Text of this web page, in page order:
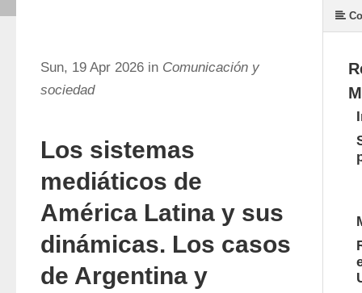
Sun, 19 Apr 2026 in Comunicación y
sociedad
Los sistemas
mediáticos de
América Latina y sus
dinámicas. Los casos
de Argentina y